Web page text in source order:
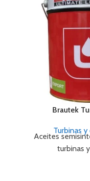
Brautek
Turbinas y
Aceites
turbinas